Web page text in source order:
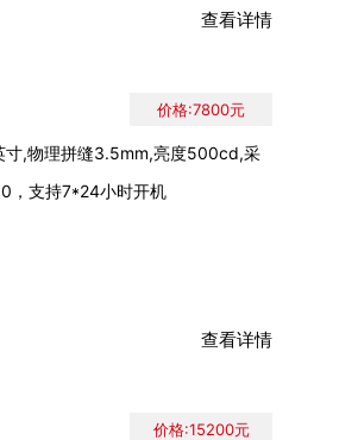
查看详情
寸,物理拼缝3.5mm,亮度500cd,采
，支持7*24小时开机
价格:7800元
查看详情
价格:15200元